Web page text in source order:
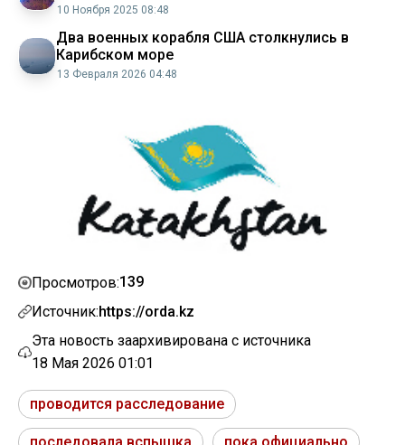
10 Ноября 2025 08:48
Два военных корабля США столкнулись в
Карибском море
13 Февраля 2026 04:48
Просмотров:139
Источник:https://orda.kz
Эта новость заархивирована с источника
18 Мая 2026 01:01
проводится расследование